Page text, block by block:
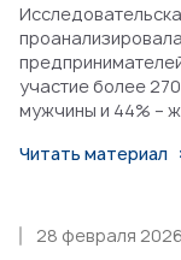
участие более
мужчины и 44% –
Читать материал
28 февраля 2026